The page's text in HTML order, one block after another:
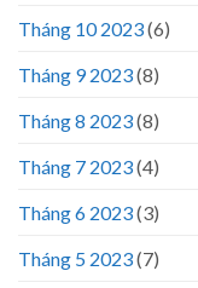
Tháng 10 2023(6)
Tháng 9 2023(8)
Tháng 8 2023(8)
Tháng 7 2023(4)
Tháng 6 2023(3)
Tháng 5 2023(7)